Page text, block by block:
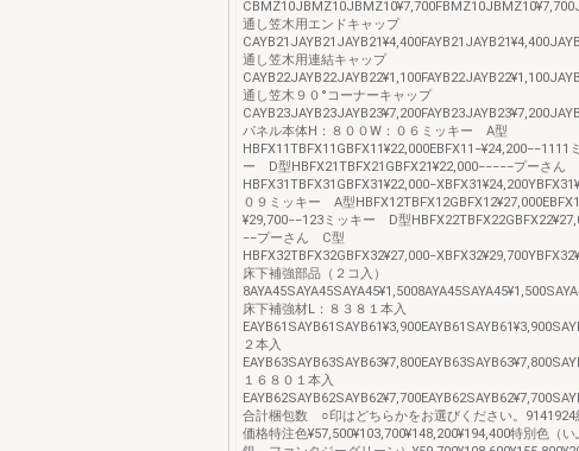
通し笠木用エンドキャップ
通し笠木用連結キャップ
通し笠木９０°コーナーキャップ
パネル本体H：８００W：０６ミッキー A型
HBFX11TBFX11GBFX11¥22,000EBFX11−¥24,200−−1111
ー D型HBFX21TBFX21GBFX21¥22,000−−−−−プーさん
０９ミッキー A型
¥29,700−−123ミッキー D型
−−プーさん C型
床下補強部品（２コ入）
床下補強材L：８３８１本入
２本入
１６８０１本入
合計梱包数 ○印はどちらかをお選びください。9141924
価格特注色¥57,500¥103,700¥148,200¥194,400特別色（い